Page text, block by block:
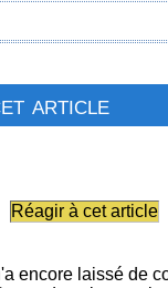
article
Réagir à cet article
encore laissé de